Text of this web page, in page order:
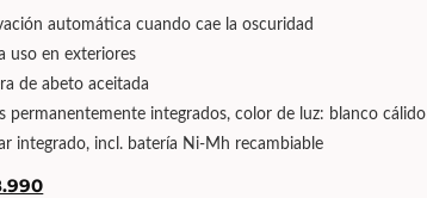
automática cuando cae la oscuridad
uso en exteriores
de abeto aceitada
permanentemente integrados, color de luz: blanco cálido
integrado, incl. batería Ni-Mh recambiable